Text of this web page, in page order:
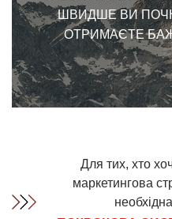
ШВИДШЕ ВИ
ОТРИМАЄТЕ
Для тих, хто
маркетингова